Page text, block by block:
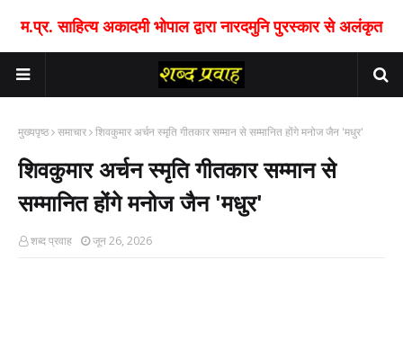
म.प्र. साहित्य अकादमी भोपाल द्वारा नारदमुनि पुरस्कार से अलंकृत
मुख्यपृष्ठ समाचार शिवकुमार अर्चन स्मृति गीतकार सम्मान से सम्मानित होंगे मनोज जैन 'मधुर'
शिवकुमार अर्चन स्मृति गीतकार सम्मान से
सम्मानित होंगे मनोज जैन 'मधुर'
शब्द प्रवाह जून 26, 2026